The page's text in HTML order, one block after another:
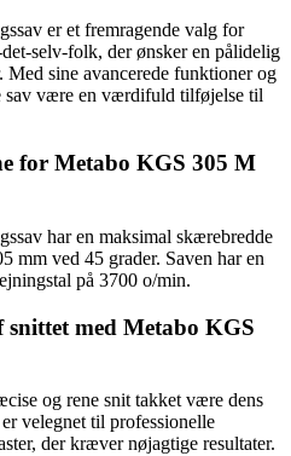
er et fremragende valg for
selv-folk, der ønsker en pålidelig
sine avancerede funktioner og
sav være en værdifuld tilføjelse til
for Metabo KGS 305 M
har en maksimal skærebredde
mm ved 45 grader. Saven har en
på 3700 o/min.
med Metabo KGS
og rene snit takket være dens
velegnet til professionelle
der kræver nøjagtige resultater.